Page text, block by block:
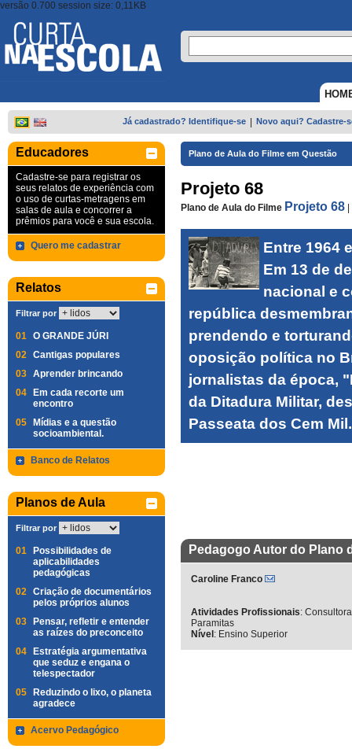
versão 0.700 session size: 0,11KB
Já cadastrado? Identifique-se Novo aqui? Cadastre-
Educadores
Cadastre-se para registrar os
seus relatos de experiência com
o uso de curtas-metragens em
salas de aula e concorrer a
prêmios para você e sua escola.
Quero me cadastrar
Relatos
Filtrar por
01 O GRANDE JÚRI
02 Cantigas populares
03 Aprender brincando
04
Em cada recorte um
encontro
05
Mídias e a questão
socioambiental.
Banco de Relatos
Planos de Aula
Filtrar por
01
Possibilidades de
aplicabilidades
pedagógicas
02 Criação de documentários
pelos próprios alunos
03
Pensar, refletir e entender
as raízes do preconceito
04
Estratégia argumentativa
que seduz e engana o
telespectador
05
Reduzindo o lixo, o planeta
agradece
Acervo Pedagógico
Plano de Aula do Filme em Questão
Projeto 68
Plano de Aula do Filme Projeto 68
Entre 1964
Em 13 de
nacional e
república
prendendo e
oposição política no
jornalistas da época,
da Ditadura Militar,
Passeata dos Cem Mil.
Pedagogo Autor do Plano
Caroline Franco
Atividades Profissionais:
Paramitas
Nível : Ensino Superior